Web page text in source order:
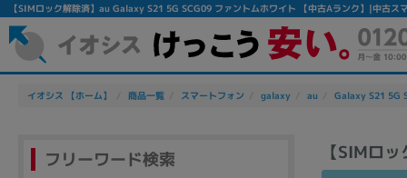
【SIMロック解除済】au Galaxy S21 5G SCG09 ファントムホワイト 【中古Aランク】|中古ス
イオシス 【ホーム】 商品一覧 スマートフォン galaxy au Galaxy S21 5G
【SIMロ
フリーワード検索